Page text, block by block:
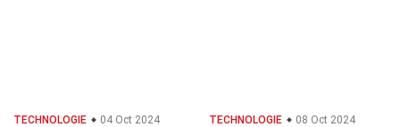
TECHNOLOGIE 04 Oct 2024 TECHNOLOGIE 08 Oct 2024